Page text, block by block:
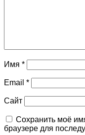
Имя *
Email *
Сайт
Сохранить моё
браузере для